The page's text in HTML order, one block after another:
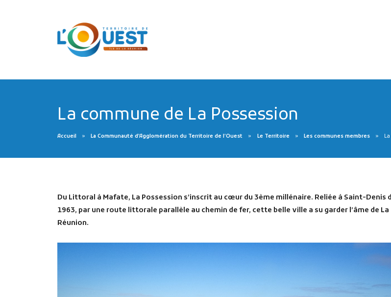
La commune de La Possession
Accueil La Communauté d’Agglomération du Territoire de l’Ouest Le Territoire Les communes membres
Du Littoral à Mafate, La Possession s’inscrit au cœur du 3ème millénaire. Reliée à Saint-Denis
1963, par une route littorale parallèle au chemin de fer, cette belle ville a su garder l’âme de La
Réunion.